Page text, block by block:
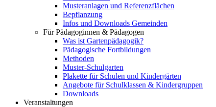
Musteranlagen und Referenzflächen
Bepflanzung
Infos und Downloads Gemeinden
Für Pädagoginnen & Pädagogen
Was ist Gartenpädagogik?
Pädagogische Fortbildungen
Methoden
Muster-Schulgarten
Plakette für Schulen und Kindergärten
Angebote für Schulklassen & Kindergruppen
Downloads
Veranstaltungen